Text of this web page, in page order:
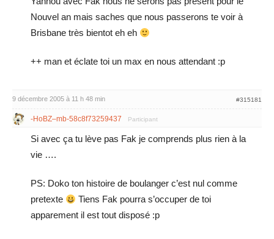
Nouvel an mais saches que nous passerons te voir à
Brisbane très bientot eh eh
++ man et éclate toi un max en nous attendant :p
9 décembre 2005 à 11 h 48 min #315181
-HoBZ–mb-58c8f73259437 Participant
Si avec ça tu lève pas Fak je comprends plus rien à la
vie ….
PS: Doko ton histoire de boulanger c’est nul comme
pretexte
Tiens Fak pourra s’occuper de toi
apparement il est tout disposé :p